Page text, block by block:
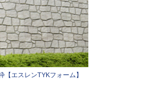
【エスレンTYKフォーム】